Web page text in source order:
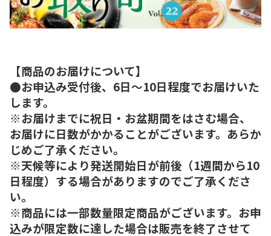
【商品のお届けについて】
●お申込み受付後、6日～10日程度でお届けいた
します。
※お届けまでに祝日・お盆期間をはさむ場合、
お届けに日数がかかることがございます。あらか
じめご了承ください。
※天候等により発送開始日が前後（1週間から10
日程度）する場合がありますのでご了承くださ
い。
※商品には一部数量限定商品がございます。お申
込みが限定数に達した場合は販売を終了させて